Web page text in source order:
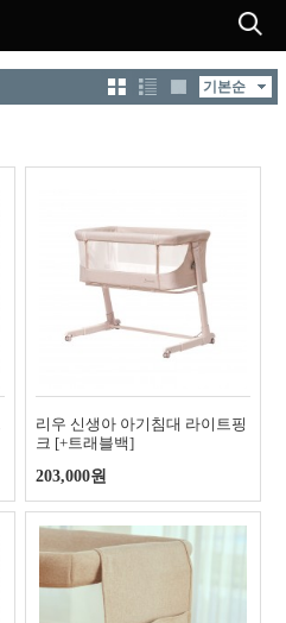
리우 신생아 아기침대 라이트핑
크 [+트래블백]
203,000원